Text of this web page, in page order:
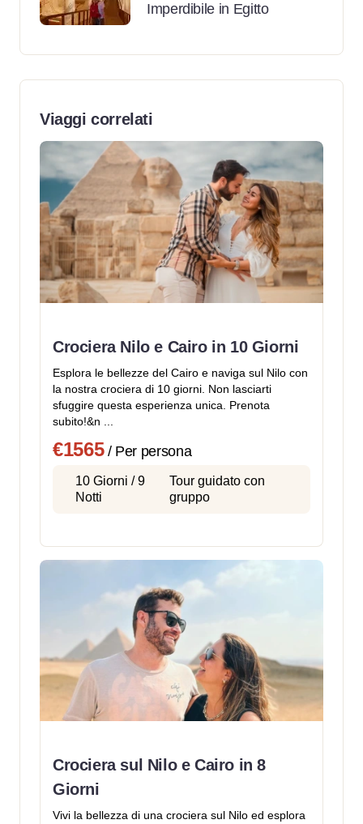
Imperdibile in Egitto
Viaggi correlati
Crociera Nilo e Cairo in 10 Giorni
Esplora le bellezze del Cairo e naviga sul Nilo con
la nostra crociera di 10 giorni. Non lasciarti
sfuggire questa esperienza unica. Prenota
subito!&n ...
€1565/ Per persona
10 Giorni / 9
Notti
Tour guidato con
gruppo
Crociera sul Nilo e Cairo in 8
Giorni
Vivi la bellezza di una crociera sul Nilo ed esplora